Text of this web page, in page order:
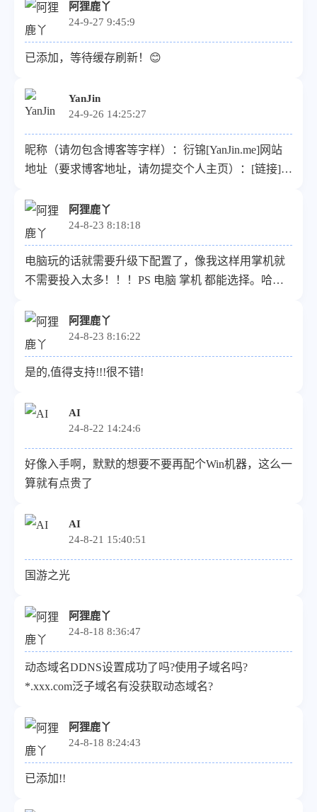
阿狸鹿丫
24-9-27 9:45:9
已添加，等待缓存刷新！😊
YanJin
24-9-26 14:25:27
昵称（请勿包含博客等字样）：衍锦[YanJin.me]网站
地址（要求博客地址，请勿提交个人主页）：[链接]头
述：记录生活点滴！
阿狸鹿丫
24-8-23 8:18:18
电脑玩的话就需要升级下配置了，像我这样用掌机就
不需要投入太多！！！PS 电脑 掌机 都能选择。哈哈
阿狸鹿丫
24-8-23 8:16:22
是的,值得支持!!!很不错!
AI
24-8-22 14:24:6
好像入手啊，默默的想要不要再配个Win机器，这么一
算就有点贵了
AI
24-8-21 15:40:51
国游之光
阿狸鹿丫
24-8-18 8:36:47
动态域名DDNS设置成功了吗?使用子域名吗?
*.xxx.com泛子域名有没获取动态域名?
阿狸鹿丫
24-8-18 8:24:43
已添加!!